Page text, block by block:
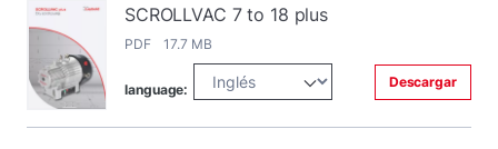
SCROLLVAC 7 to 18 plus
PDF 17.7 MB
language: Descargar